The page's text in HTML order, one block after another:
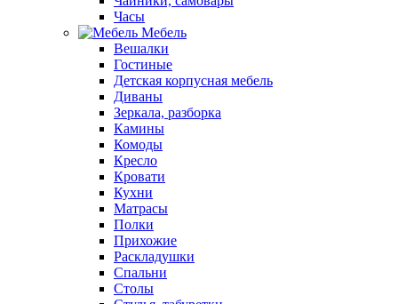
Часы
Мебель
Вешалки
Гостиные
Детская корпусная мебель
Диваны
Зеркала, разборка
Камины
Комоды
Кресло
Кровати
Кухни
Матрасы
Полки
Прихожие
Раскладушки
Спальни
Столы